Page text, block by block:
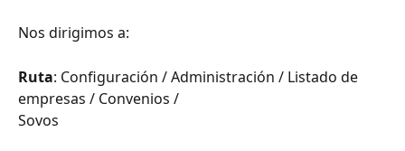
Nos dirigimos a:
Ruta: Configuración / Administración / Listado de
empresas / Convenios /
Sovos